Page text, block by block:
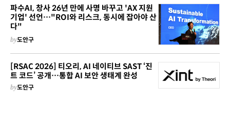
파수AI, 창사 26년 만에 사명 바꾸고 'AX 지원
기업' 선언…"ROI와 리스크, 동시에 잡아야 산
다"
by도안구
[RSAC 2026] 티오리, AI 네이티브 SAST ‘진
트 코드’ 공개…통합 AI 보안 생태계 완성
by도안구